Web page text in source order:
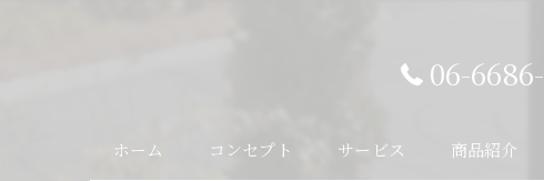
06-
ホーム コンセプト サービス 商品紹介